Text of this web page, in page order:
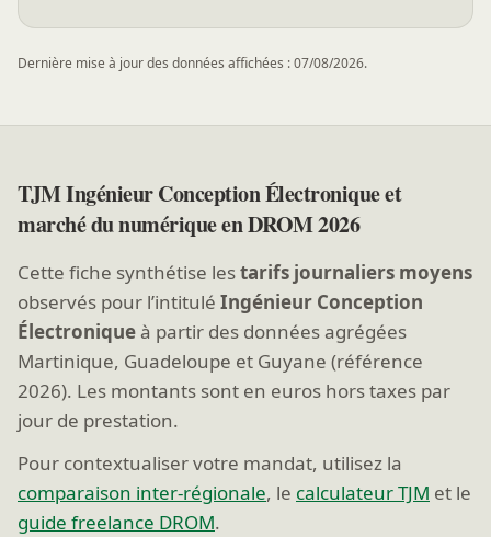
Dernière mise à jour des données affichées : 07/08/2026.
TJM Ingénieur Conception Électronique et
marché du numérique en DROM 2026
Cette fiche synthétise lestarifs journaliers moyens
observés pour l’intitulé Ingénieur Conception
Électroniqueà partir des données agrégées
Martinique, Guadeloupe et Guyane (référence
2026). Les montants sont en euros hors taxes par
jour de prestation.
Pour contextualiser votre mandat, utilisez la
comparaison inter-régionale, le calculateur TJM et le
guide freelance DROM.